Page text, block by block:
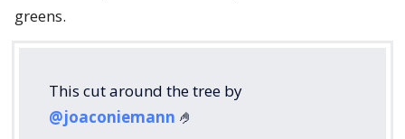
greens.
This cut around the tree by
@joaconiemann 🤌